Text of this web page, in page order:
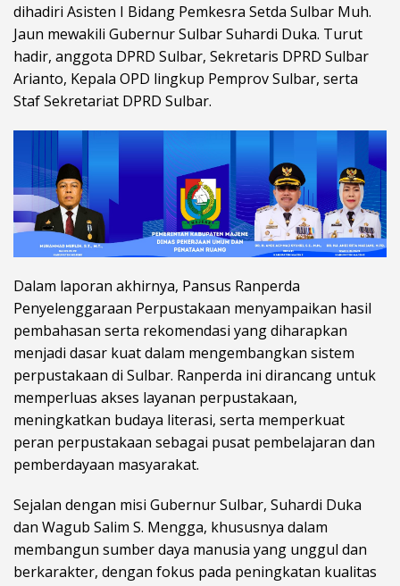
dihadiri Asisten I Bidang Pemkesra Setda Sulbar Muh.
Jaun mewakili Gubernur Sulbar Suhardi Duka. Turut
hadir, anggota DPRD Sulbar, Sekretaris DPRD Sulbar
Arianto, Kepala OPD lingkup Pemprov Sulbar, serta
Staf Sekretariat DPRD Sulbar.
Dalam laporan akhirnya, Pansus Ranperda
Penyelenggaraan Perpustakaan menyampaikan hasil
pembahasan serta rekomendasi yang diharapkan
menjadi dasar kuat dalam mengembangkan sistem
perpustakaan di Sulbar. Ranperda ini dirancang untuk
memperluas akses layanan perpustakaan,
meningkatkan budaya literasi, serta memperkuat
peran perpustakaan sebagai pusat pembelajaran dan
pemberdayaan masyarakat.
Sejalan dengan misi Gubernur Sulbar, Suhardi Duka
dan Wagub Salim S. Mengga, khususnya dalam
membangun sumber daya manusia yang unggul dan
berkarakter, dengan fokus pada peningkatan kualitas